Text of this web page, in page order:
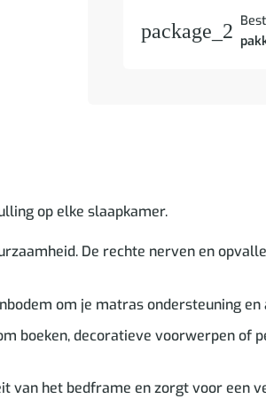
package_2
op elke slaapkamer.
De rechte nerven en
om je matras ondersteuning en
boeken, decoratieve voorwerpen of
het bedframe en zorgt voor een